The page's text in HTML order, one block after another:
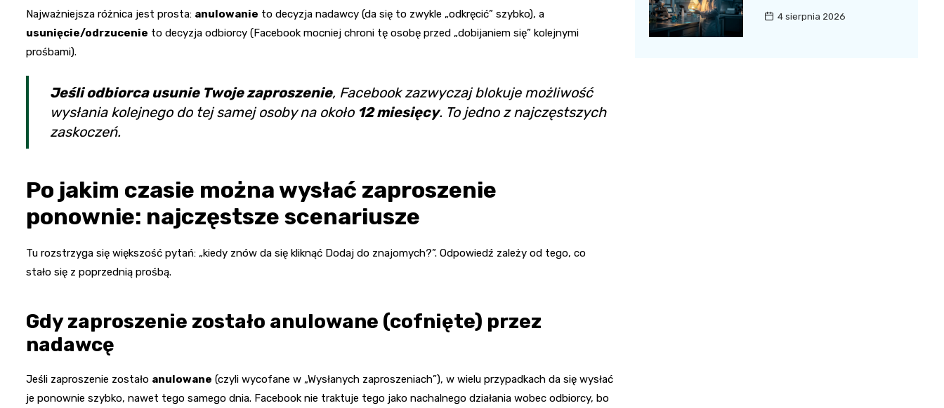
Najważniejsza różnica jest prosta: anulowanie to decyzja nadawcy (da się to zwykle „odkręcić” szybko), a
usunięcie/odrzucenie to decyzja odbiorcy (Facebook mocniej chroni tę osobę przed „dobijaniem się” kolejnymi
prośbami).
Jeśli odbiorca usunie Twoje zaproszenie, Facebook zazwyczaj blokuje możliwość
wysłania kolejnego do tej samej osoby na około 12 miesięcy. To jedno z najczęstszych
zaskoczeń.
Po jakim czasie można wysłać zaproszenie
ponownie: najczęstsze scenariusze
Tu rozstrzyga się większość pytań: „kiedy znów da się kliknąć Dodaj do znajomych?”. Odpowiedź zależy od tego, co
stało się z poprzednią prośbą.
Gdy zaproszenie zostało anulowane (cofnięte) przez
nadawcę
Jeśli zaproszenie zostało anulowane (czyli wycofane w „Wysłanych zaproszeniach”), w wielu przypadkach da się wysłać
je ponownie szybko, nawet tego samego dnia. Facebook nie traktuje tego jako nachalnego działania wobec odbiorcy, bo
4 sierpnia 2026